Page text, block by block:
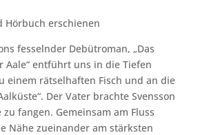
Hörbuch erschienen
fesselnder Debütroman, „Das
Aale“ entführt uns in die Tiefen
einem rätselhaften Fisch und an die
Der Vater brachte Svensson
zu fangen. Gemeinsam am Fluss
Nähe zueinander am stärksten